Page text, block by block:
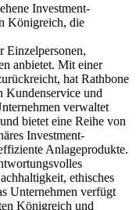
Investment-
Königreich, die
Einzelpersonen,
anbietet. Mit einer
hat Rathbone
Kundenservice und
verwaltet
bietet eine Reihe von
Investment-
Anlageprodukte.
ethisches
Unternehmen verfügt
Königreich und